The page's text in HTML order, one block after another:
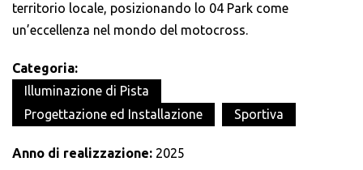
territorio locale, posizionando lo 04 Park come
un’eccellenza nel mondo del motocross.
Categoria:
Illuminazione di Pista
Progettazione ed Installazione
Sportiva
Anno di realizzazione: 2025